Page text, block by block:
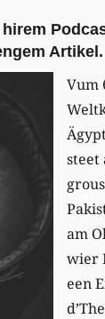
Artikel.
Vum
steet
am
wier
een